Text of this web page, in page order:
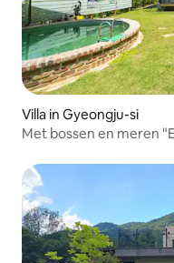
Villa in Gyeongju-si
Met bossen en meren "Echte" vrijstaande villa met